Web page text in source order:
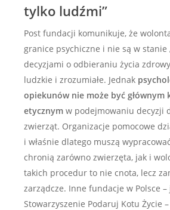
tylko ludźmi”
Post fundacji komunikuje, że
granice psychiczne i nie są w stanie
decyzjami o odbieraniu życia
ludzkie i zrozumiałe. Jednak
opiekunów nie może być głównym
etycznym w podejmowaniu decyzji
zwierząt. Organizacje pomocowe
i właśnie dlatego muszą
chronią zarówno zwierzęta, jak i
takich procedur to nie cnota, lecz
zarządcze. Inne fundacje w Polsce –
Stowarzyszenie Podaruj Kotu Życie